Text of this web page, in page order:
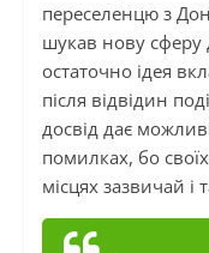
переселенцю з
шукав нову сферу
остаточно ідея
після відвідин
досвід дає
помилках, бо
місцях зазвичай і